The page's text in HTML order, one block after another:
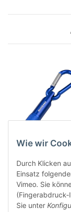
Wie wir
Durch Klicken
Einsatz
Vimeo. Sie
(Fingerabdruck-
Sie unter
LED mit Karabiner
Preisaufdruck
Preise nach
sichtbar